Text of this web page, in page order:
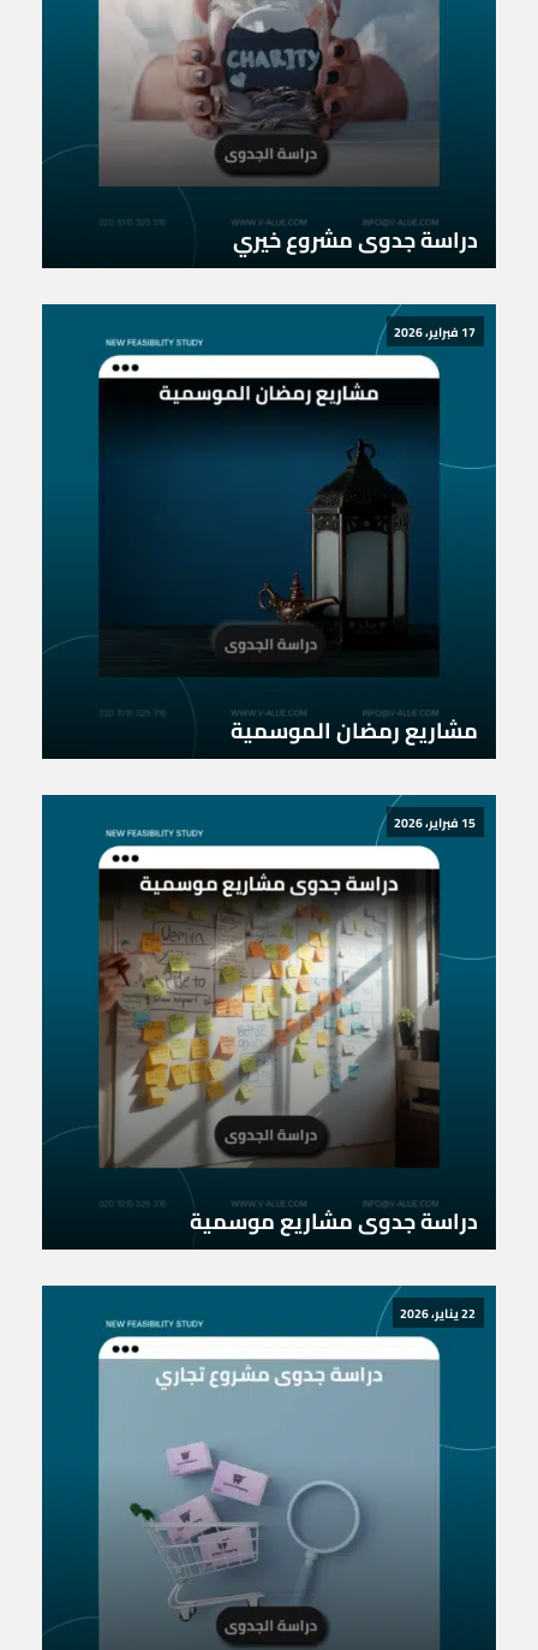
دراسة جدوى مشروع خيري
17 فبراير، 2026
مشاريع رمضان الموسمية
15 فبراير، 2026
دراسة جدوى مشاريع موسمية
22 يناير، 2026